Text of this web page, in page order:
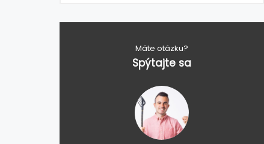
Máte otázku?
Spýtajte sa